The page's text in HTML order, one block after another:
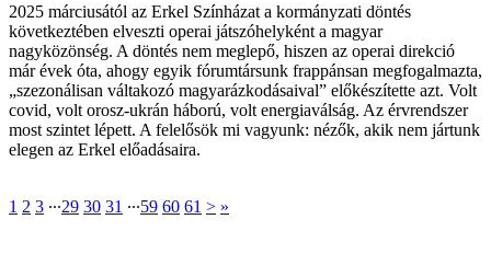
2025 márciusától az Erkel Színházat a kormányzati döntés
következtében elveszti operai játszóhelyként a magyar
nagyközönség. A döntés nem meglepő, hiszen az operai direkció
már évek óta, ahogy egyik fórumtársunk frappánsan megfogalmazta,
„szezonálisan váltakozó magyarázkodásaival” előkészítette azt. Volt
covid, volt orosz-ukrán háború, volt energiaválság. Az érvrendszer
most szintet lépett. A felelősök mi vagyunk: nézők, akik nem jártunk
elegen az Erkel előadásaira.
1 2 3 ∙∙∙29 30 31 ∙∙∙59 60 61 > »